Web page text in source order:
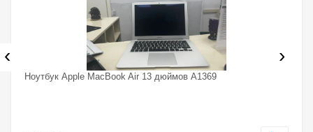
Ноутбук Apple MacBook Air 13 дюймов A1369
‹ ›